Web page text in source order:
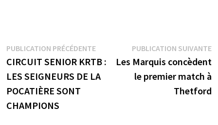
Navigation
de
l’article
PUBLICATION PRÉCÉDENTEPublication
précédente :
CIRCUIT SENIOR KRTB :
LES SEIGNEURS DE LA
POCATIÈRE SONT
CHAMPIONS
PUBLICATION SUIVANTE
Les Marquis concèdent
le premier match à
Thetford